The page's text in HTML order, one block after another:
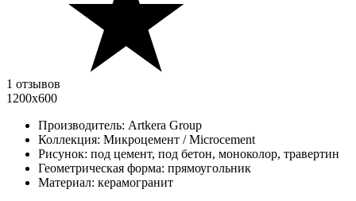
1 отзывов
1200х600
Производитель: Artkera Group
Коллекция: Микроцемент / Microcement
Рисунок: под цемент, под бетон, моноколор, травертин
Геометрическая форма: прямоугольник
Материал: керамогранит